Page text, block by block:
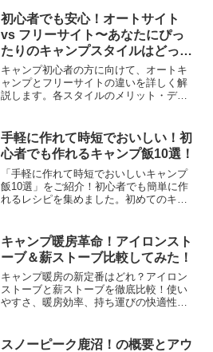
き火調理を楽しみながら、快適なキャン
プ体験を実現しましょう。
初心者でも安心！オートサイト
vs フリーサイト〜あなたにぴっ
たりのキャンプスタイルはどっ
ち？
キャンプ初心者の方に向けて、オートキ
ャンプとフリーサイトの違いを詳しく解
説します。各スタイルのメリット・デメ
ます。初めてのキャンプでも安心して楽
しめるヒントが満載です！
手軽に作れて時短でおいしい！初
心者でも作れるキャンプ飯10選！
「手軽に作れて時短でおいしいキャンプ
飯10選」をご紹介！初心者でも簡単に作
れるレシピを集めました。初めてのキャ
キャンプ暖房革命！アイロンスト
ーブ＆薪ストーブ比較してみた！
キャンプ暖房の新定番はどれ？アイロン
ストーブと薪ストーブを徹底比較！使い
やすさ、暖房効率、持ち運びの快適性を
スノーピーク鹿沼！の概要とアウ